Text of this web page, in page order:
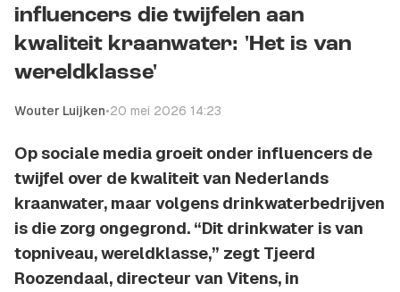
influencers die twijfelen aan
kwaliteit kraanwater: 'Het is van
wereldklasse'
Wouter Luijken•20 mei 2026 14:23
Op sociale media groeit onder influencers de
twijfel over de kwaliteit van Nederlands
kraanwater, maar volgens drinkwaterbedrijven
is die zorg ongegrond. “Dit drinkwater is van
topniveau, wereldklasse,” zegt Tjeerd
Roozendaal, directeur van Vitens, in